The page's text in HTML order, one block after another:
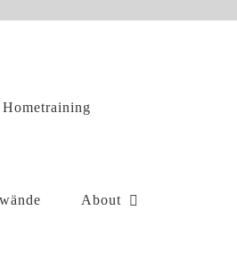
Hometraining
About